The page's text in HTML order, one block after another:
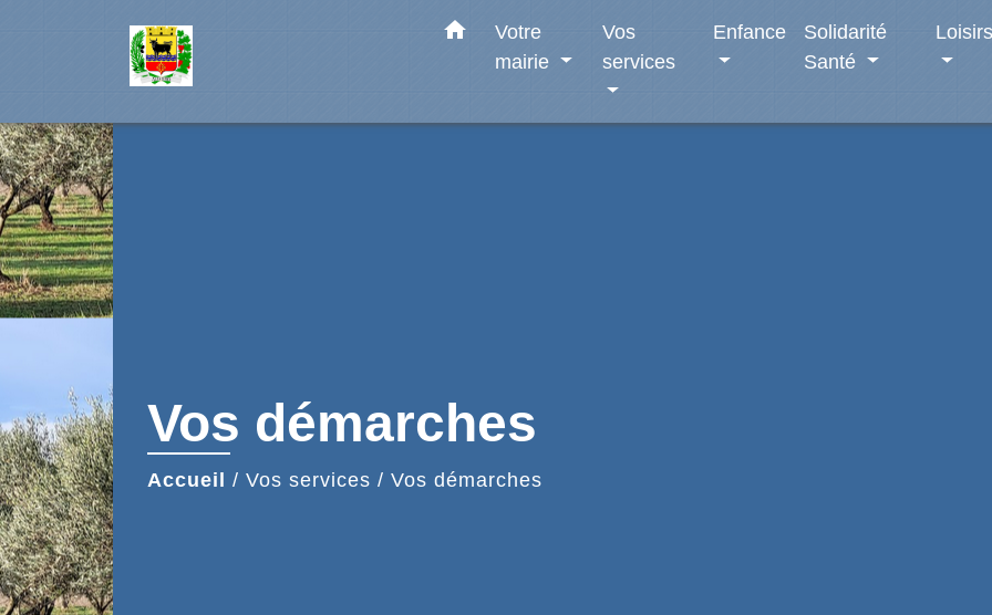
home
Votre
mairie
Vos
services
Enfance
Solidarité
Santé
Loisirs
Vos démarches
Accueil / Vos services / Vos démarches